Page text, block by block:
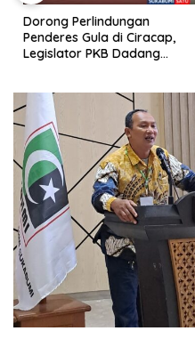
Dorong Perlindungan
Penderes Gula di Ciracap,
Legislator PKB Dadang
Ketenagakerjaan